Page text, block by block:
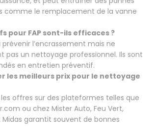
comme le remplacement de la vanne
pour FAP sont-ils efficaces ?
prévenir l’encrassement mais ne
pas un nettoyage professionnel. Ils sont
en entretien préventif.
les meilleurs prix pour le nettoyage
offres sur des plateformes telles que
ou chez Mister Auto, Feu Vert,
garantit souvent de bonnes